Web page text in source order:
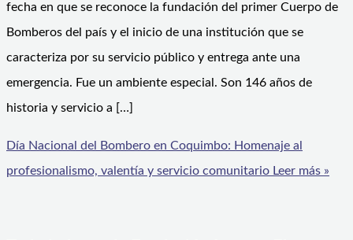
fecha en que se reconoce la fundación del primer Cuerpo de
Bomberos del país y el inicio de una institución que se
caracteriza por su servicio público y entrega ante una
emergencia. Fue un ambiente especial. Son 146 años de
historia y servicio a […]
Día Nacional del Bombero en Coquimbo: Homenaje al
profesionalismo, valentía y servicio comunitario Leer más »